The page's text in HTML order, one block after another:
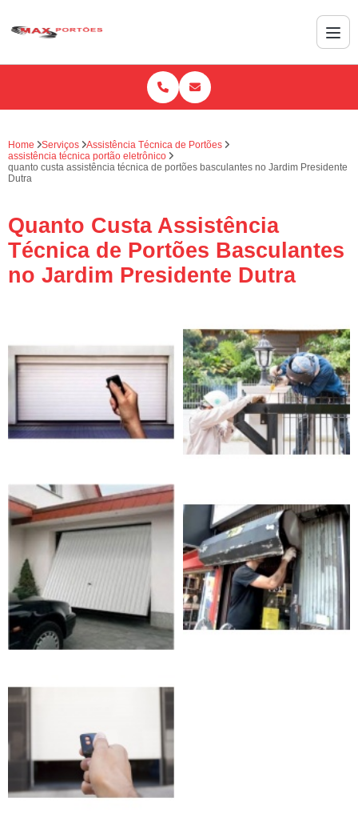
Home Serviços
Assistência Técnica de Portões
assistência técnica portão eletrônico
quanto custa assistência técnica de portões basculantes no Jardim Presidente
Dutra
Quanto Custa Assistência
Técnica de Portões Basculantes
no Jardim Presidente Dutra